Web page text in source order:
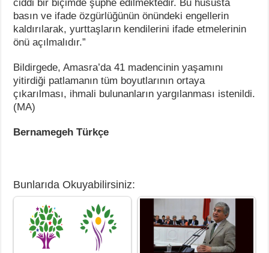
ciddi bir biçimde şüphe edilmektedir. Bu hususta
basın ve ifade özgürlüğünün önündeki engellerin
kaldırılarak, yurttaşların kendilerini ifade etmelerinin
önü açılmalıdır.”
Bildirgede, Amasra’da 41 madencinin yaşamını
yitirdiği patlamanın tüm boyutlarının ortaya
çıkarılması, ihmali bulunanların yargılanması istenildi.
(MA)
Bernamegeh Türkçe
Bunlarıda Okuyabilirsiniz: